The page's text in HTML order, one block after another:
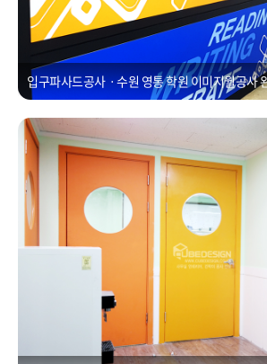
입구파사드공사ㆍ수원 영통 학원 이미지월공사
학원리모델링ㆍ인계동 학원 35평 리모델링공사
Posted on2021년 1월 1일byCUBEDESIGN